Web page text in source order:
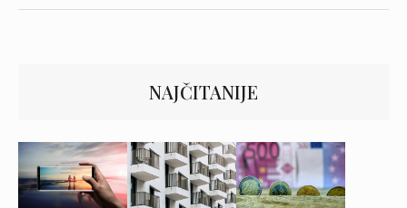
NAJČITANIJE